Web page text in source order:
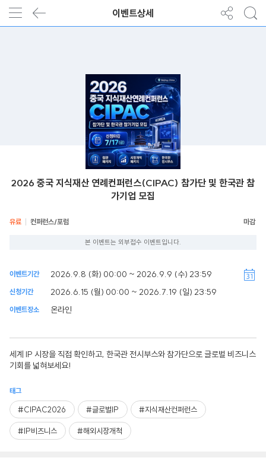
이벤트상세
2026 중국 지식재산 연례컨퍼런스(CIPAC) 참가단 및 한국관 참
가기업 모집
유료 컨퍼런스/포럼
본 이벤트는 외부접수 이벤트입니다.
이벤트기간 2026.9.8 (화) 00:00 ~ 2026.9.9 (수) 23:59
신청기간 2026.6.15 (월) 00:00 ~ 2026.7.19 (일) 23:59
이벤트장소 온라인
세계 IP 시장을 직접 확인하고, 한국관 전시부스와 참가단으로 글로벌 비즈니스
기회를 넓혀보세요!
태그
#CIPAC2026 #글로벌IP #지식재산컨퍼런스
#IP비즈니스 #해외시장개척